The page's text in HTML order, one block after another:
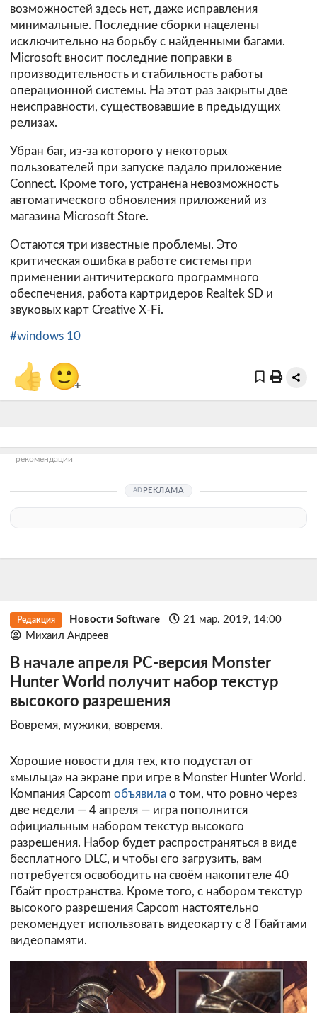
возможностей здесь нет, даже исправления
минимальные. Последние сборки нацелены
исключительно на борьбу с найденными багами.
Microsoft вносит последние поправки в
производительность и стабильность работы
операционной системы. На этот раз закрыты две
неисправности, существовавшие в предыдущих
релизах.
Убран баг, из-за которого у некоторых
пользователей при запуске падало приложение
Connect. Кроме того, устранена невозможность
автоматического обновления приложений из
магазина Microsoft Store.
Остаются три известные проблемы. Это
критическая ошибка в работе системы при
применении античитерского программного
обеспечения, работа картридеров Realtek SD и
звуковых карт Creative X-Fi.
#windows 10
👍 🙂+
рекомендации
РЕКЛАМА
Редакция Новости Software
21 мар. 2019, 14:00
Михаил Андреев
В начале апреля PC-версия Monster
Hunter World получит набор текстур
высокого разрешения
Вовремя, мужики, вовремя.
Хорошие новости для тех, кто подустал от
«мыльца» на экране при игре в Monster Hunter World.
Компания Capcom объявила о том, что ровно через
две недели — 4 апреля — игра пополнится
официальным набором текстур высокого
разрешения. Набор будет распространяться в виде
бесплатного DLC, и чтобы его загрузить, вам
потребуется освободить на своём накопителе 40
Гбайт пространства. Кроме того, с набором текстур
высокого разрешения Capcom настоятельно
рекомендует использовать видеокарту с 8 Гбайтами
видеопамяти.